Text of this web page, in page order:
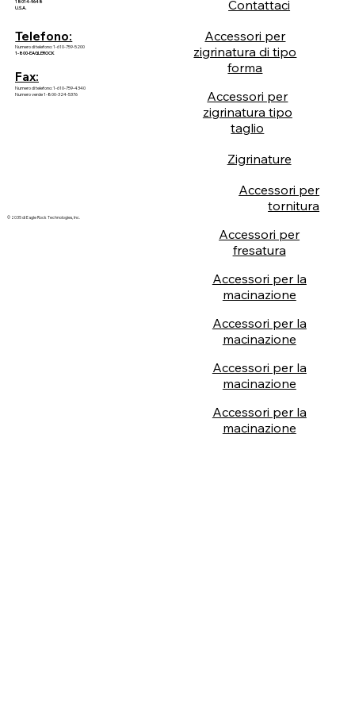
18014-9648
U.S.A.
Telefono:
Numero di telefono: 1-610-759-5200
1-800-EAGLEROCK
Fax:
Numero di telefono: 1-610-759-4340
Numero verde 1-800-324-5376
© 2035 di Eagle Rock Technologies, Inc.
Contattaci
Accessori per
zigrinatura di tipo
forma
Accessori per
zigrinatura tipo
taglio
Zigrinature
Accessori per
tornitura
Accessori per
fresatura
Accessori per la
macinazione
Accessori per la
macinazione
Accessori per la
macinazione
Accessori per la
macinazione